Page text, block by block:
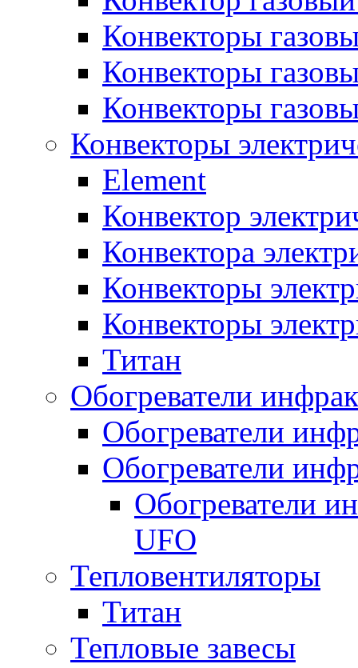
Конвекторы
Конвекторы
Конвекторы
Конвекторы
Element
Конвектор
Конвектора
Конвекторы
Конвекторы
Титан
Обогреватели
Обогреватели
Обогреватели
Обогреватели
UFO
Тепловентиляторы
Титан
Тепловые завесы